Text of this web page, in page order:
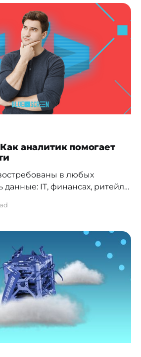
построению приложений.
особенности и
из них, а также
правильно выбрать между
аналитик помогает
в любых
данные: IT, финансах, ритейле,
Благодаря
компания понимает
Согласно отчёту
and Consulting от 2022 года,
аналитики данных